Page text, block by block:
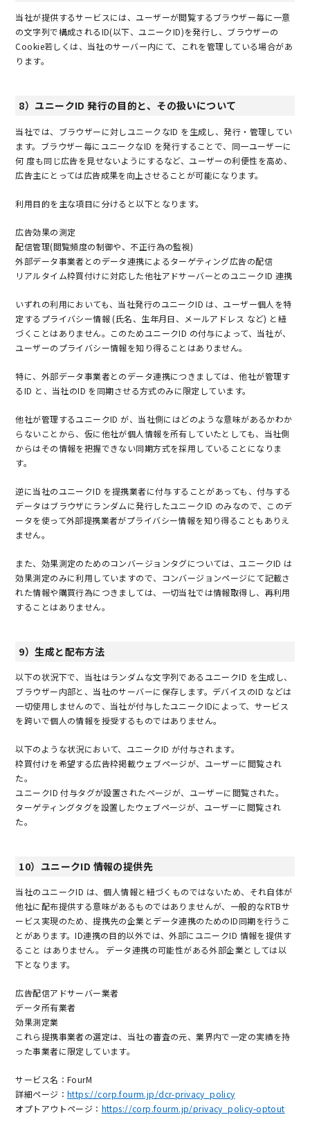
当社が提供するサービスには、ユーザーが閲覧するブラウザー毎に一意
の文字列で構成されるID(以下、ユニークID)を発行し、ブラウザーの
Cookie若しくは、当社のサーバー内にて、これを管理している場合があ
ります。
8）ユニークID 発行の目的と、その扱いについて
当社では、ブラウザーに対しユニークなID を生成し、発行・管理してい
ます。ブラウザー毎にユニークなID を発行することで、同一ユーザーに
何 度も同じ広告を見せないようにするなど、ユーザーの利便性を高め、
広告主にとっては広告成果を向上させることが可能になります。
利用目的を主な項目に分けると以下となります。
広告効果の測定
配信管理(閲覧頻度の制御や、不正行為の監視)
外部データ事業者とのデータ連携によるターゲティング広告の配信
リアルタイム枠買付けに対応した他社アドサーバーとのユニークID 連携
いずれの利用においても、当社発行のユニークID は、ユーザー個人を特
定するプライバシー情報 (氏名、生年月日、メールアドレス など) と紐
づくことはありません。このためユニークID の付与によって、当社が、
ユーザーのプライバシー情報を知り得ることはありません。
特に、外部データ事業者とのデータ連携につきましては、他社が管理す
るID と、当社のID を同期させる方式のみに限定しています。
他社が管理するユニークID が、当社側にはどのような意味があるかわか
らないことから、仮に他社が個人情報を所有していたとしても、当社側
からはその情報を把握できない同期方式を採用していることになりま
す。
逆に当社のユニークID を提携業者に付与することがあっても、付与する
データはブラウザにランダムに発行したユニークID のみなので、このデ
ータを使って外部提携業者がプライバシー情報を知り得ることもありえ
ません。
また、効果測定のためのコンバージョンタグについては、ユニークID は
効果測定のみに利用していますので、コンバージョンページにて記載さ
れた情報や購買行為につきましては、一切当社では情報取得し、再利用
することはありません。
9）生成と配布方法
以下の状況下で、当社はランダムな文字列であるユニークID を生成し、
ブラウザー内部と、当社のサーバーに保存します。デバイスのID などは
一切使用しませんので、当社が付与したユニークIDによって、サービス
を跨いで個人の情報を授受するものではありません。
以下のような状況において、ユニークID が付与されます。
枠買付けを希望する広告枠掲載ウェブページが、ユーザーに閲覧され
た。
ユニークID 付与タグが設置されたページが、ユーザーに閲覧された。
ターゲティングタグを設置したウェブページが、ユーザーに閲覧され
た。
10）ユニークID 情報の提供先
当社のユニークID は、個人情報と紐づくものではないため、それ自体が
他社に配布提供する意味があるものではありませんが、一般的なRTBサ
ービス実現のため、提携先の企業とデータ連携のためのID同期を行うこ
とがあります。ID連携の目的以外では、外部にユニークID 情報を提供す
ること はありません。 データ連携の可能性がある外部企業としては以
下となります。
広告配信アドサーバー業者
データ所有業者
効果測定業
これら提携事業者の選定は、当社の審査の元、業界内で一定の実績を持
った事業者に限定しています。
サービス名：FourM
詳細ページ： https://corp.fourm.jp/dcr-privacy_policy
オプトアウトページ： https://corp.fourm.jp/privacy_policy-optout